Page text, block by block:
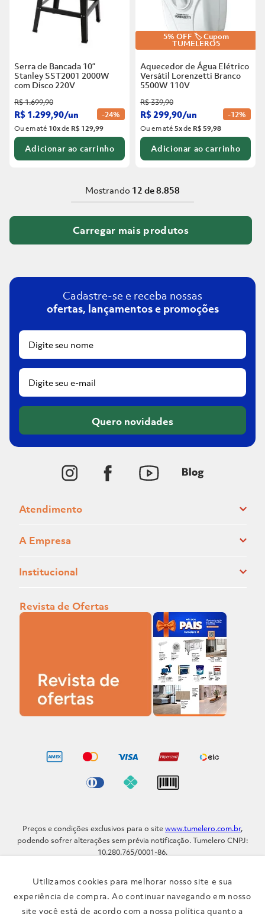
Utilizamos cookies para melhorar nosso site e sua
experiência de compra. Ao continuar navegando em nosso
site você está de acordo com a nossa política quanto a
Serra de Bancada 10”
Stanley SST2001 2000W
com Disco 220V
R$1.699,90
R$ 1.299,90/un -24%
Ou em até 10xde R$ 129,99
Adicionar ao carrinho
5% OFF 🏷️ Cupom
TUMELERO5
Aquecedor de Água Elétrico
Versátil Lorenzetti Branco
5500W 110V
R$339,90
R$299,90/un -12%
Ou em até5xde R$ 59,98
Adicionar ao carrinho
Mostrando 12 de 8.858
Cadastre-se e receba nossas
ofertas, lançamentos e promoções
Quero novidades
Atendimento
A Empresa
Institucional
Revista de Ofertas
Preços e condições exclusivos para o sitewww.tumelero.com.br,
podendo sofrer alterações sem prévia notificação. Tumelero CNPJ:
10.280.765/0001-86.
91.110-001
Telefone: (51) 3371-9290